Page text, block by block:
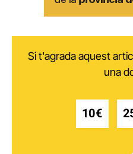
Si t'agrada aquest
una
10€